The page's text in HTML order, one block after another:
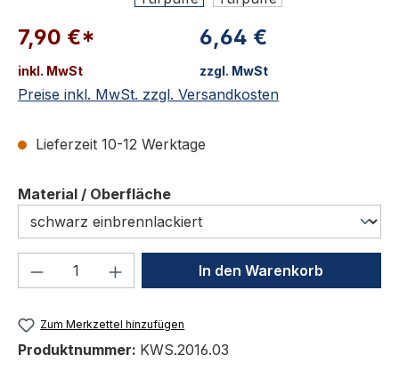
7,90 €*
inkl. MwSt
6,64 €
zzgl. MwSt
Preise inkl. MwSt. zzgl. Versandkosten
Lieferzeit 10-12 Werktage
Material / Oberflächeauswählen
Produkt Anzahl: Gib denIn den Warenkorb
Zum Merkzettel hinzufügen
Produktnummer: KWS.2016.03